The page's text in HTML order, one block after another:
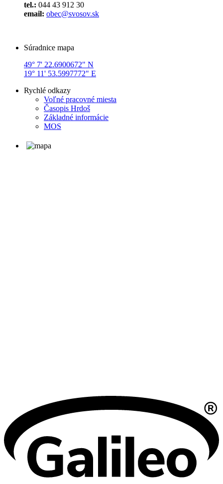
tel.: 044 43 912 30
email: obec@svosov.sk
Súradnice mapa
49° 7' 22.6900672" N
19° 11' 53.5997772" E
Rychlé odkazy
Voľné pracovné miesta
Časopis Hrdoš
Základné informácie
MOS